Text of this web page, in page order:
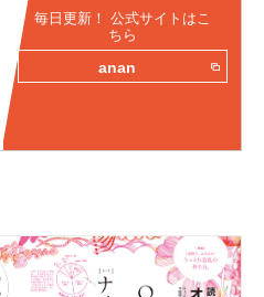
毎日更新！ 公式サイトはこ
ちら
anan